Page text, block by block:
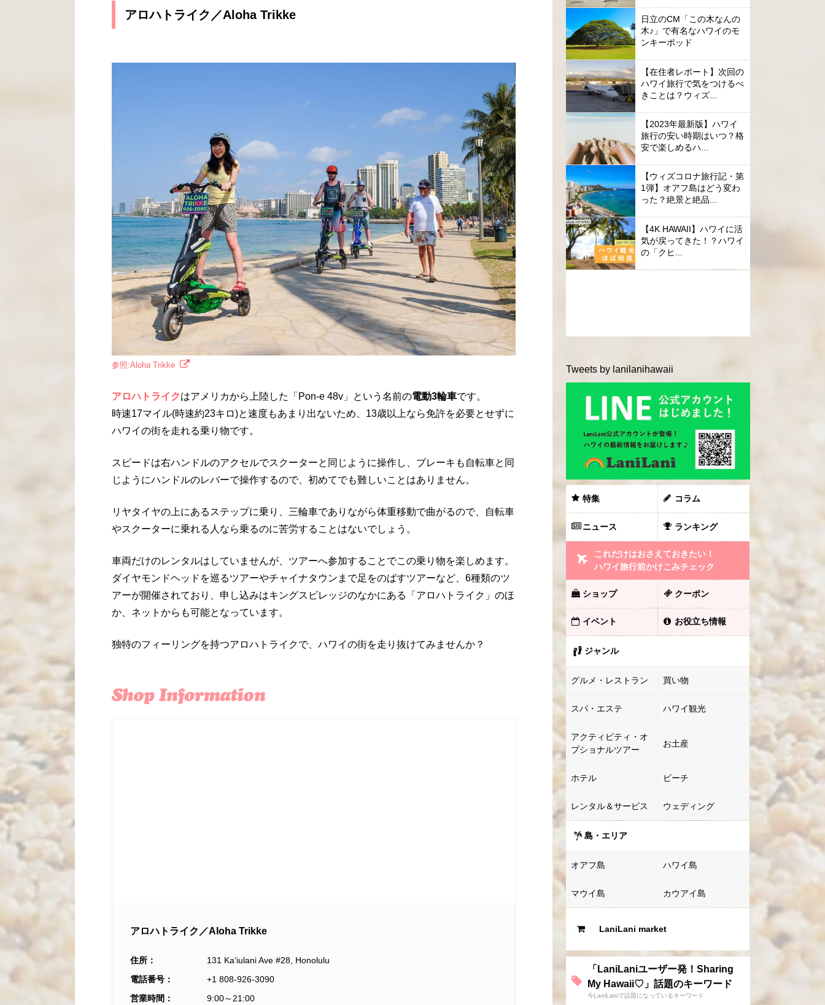
アロハトライク／Aloha Trikke
参照:Aloha Trikke
アロハトライクはアメリカから上陸した「Pon-e 48v」という名前の電動3輪車です。
時速17マイル(時速約23キロ)と速度もあまり出ないため、13歳以上なら免許を必要とせずに
ハワイの街を走れる乗り物です。
スピードは右ハンドルのアクセルでスクーターと同じように操作し、ブレーキも自転車と同
じようにハンドルのレバーで操作するので、初めてでも難しいことはありません。
リヤタイヤの上にあるステップに乗り、三輪車でありながら体重移動で曲がるので、自転車
やスクーターに乗れる人なら乗るのに苦労することはないでしょう。
車両だけのレンタルはしていませんが、ツアーへ参加することでこの乗り物を楽しめます。
ダイヤモンドヘッドを巡るツアーやチャイナタウンまで足をのばすツアーなど、6種類のツ
アーが開催されており、申し込みはキングスビレッジのなかにある「アロハトライク」のほ
か、ネットからも可能となっています。
独特のフィーリングを持つアロハトライクで、ハワイの街を走り抜けてみませんか？
アロハトライク／Aloha Trikke
住所：
131 Kaʻiulani Ave #28, Honolulu
電話番号：
+1 808-926-3090
営業時間：
9:00～21:00
日立のCM「この木なんの
木♪」で有名なハワイのモ
ンキーポッド
【在住者レポート】次回の
ハワイ旅行で気をつけるべ
きことは？ウィズ...
【2023年最新版】ハワイ
旅行の安い時期はいつ？格
安で楽しめるハ...
【ウィズコロナ旅行記・第
1弾】オアフ島はどう変わ
った？絶景と絶品...
【4K HAWAII】ハワイに活
気が戻ってきた！？ハワイ
の「クヒ...
Tweets by lanilanihawaii
特集 コラム
ニュース ランキング
これだけはおさえておきたい！
ハワイ旅行前かけこみチェック
ショップ クーポン
イベント お役立ち情報
ジャンル
グルメ・レストラン 買い物
スパ・エステ ハワイ観光
アクティビティ・オ
プショナルツアー
お土産
ホテル ビーチ
レンタル＆サービス ウェディング
島・エリア
オアフ島 ハワイ島
マウイ島 カウアイ島
LaniLani market
「LaniLaniユーザー発！Sharing
My Hawaii♡」話題のキーワード
今LaniLaniで話題になっているキーワード